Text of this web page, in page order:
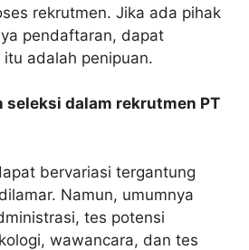
rekrutmen. Jika ada pihak
pendaftaran, dapat
adalah penipuan.
seleksi dalam rekrutmen PT
bervariasi tergantung
Namun, umumnya
tes potensi
wawancara, dan tes